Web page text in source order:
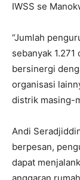
IWSS se
“Jumlah
sebanyak
bersinergi
organisasi
distrik masing-
Andi
berpesan,
dapat